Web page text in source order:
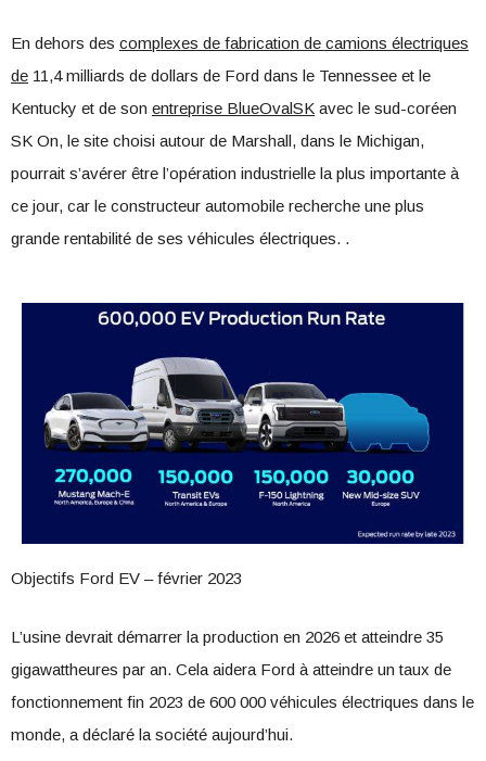
En dehors des complexes de fabrication de camions électriques
de 11,4 milliards de dollars de Ford dans le Tennessee et le
Kentucky et de son entreprise BlueOvalSK avec le sud-coréen
SK On, le site choisi autour de Marshall, dans le Michigan,
pourrait s’avérer être l’opération industrielle la plus importante à
ce jour, car le constructeur automobile recherche une plus
grande rentabilité de ses véhicules électriques. .
Objectifs Ford EV – février 2023
L’usine devrait démarrer la production en 2026 et atteindre 35
gigawattheures par an. Cela aidera Ford à atteindre un taux de
fonctionnement fin 2023 de 600 000 véhicules électriques dans le
monde, a déclaré la société aujourd’hui.